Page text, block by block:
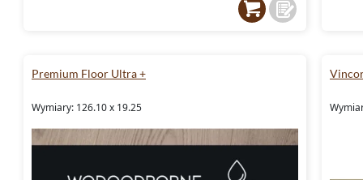
Premium Floor Ultra +
Wymiary: 126.10 x 19.25